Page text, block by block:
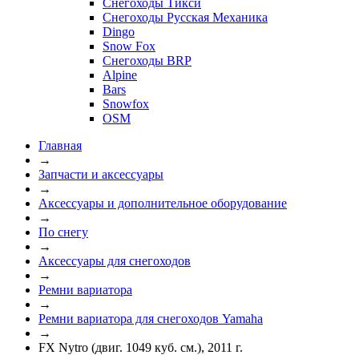
Снегоходы Тикси
Снегоходы Русская Механика
Dingo
Snow Fox
Снегоходы BRP
Alpine
Bars
Snowfox
OSM
Главная
→
Запчасти и аксессуары
→
Аксессуары и дополнительное оборудование
→
По снегу
→
Аксессуары для снегоходов
→
Ремни вариатора
→
Ремни вариатора для снегоходов Yamaha
→
FX Nytro (двиг. 1049 куб. см.), 2011 г.